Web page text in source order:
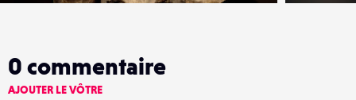
0 commentaire
AJOUTER LE VÔTRE